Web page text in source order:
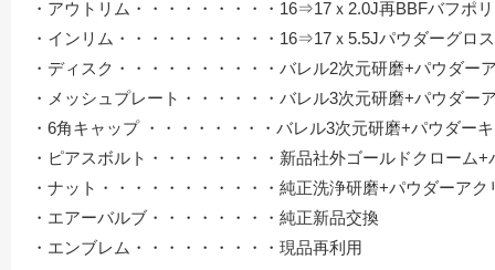
・アウトリム・・・・・・・・・16⇒17ｘ2.0J再BBFバフポ
・インリム・・・・・・・・・・16⇒17ｘ5.5Jパウダーグロ
・ディスク・・・・・・・・・・バレル2次元研磨+パウダー
・メッシュプレート・・・・・・バレル3次元研磨+パウダー
・6角キャップ ・・・・・・・・バレル3次元研磨+パウダー
・ピアスボルト・・・・・・・・新品社外ゴールドクローム
・ナット・・・・・・・・・・・純正洗浄研磨+パウダーアク
・エアーバルブ・・・・・・・・純正新品交換
・エンブレム・・・・・・・・・現品再利用